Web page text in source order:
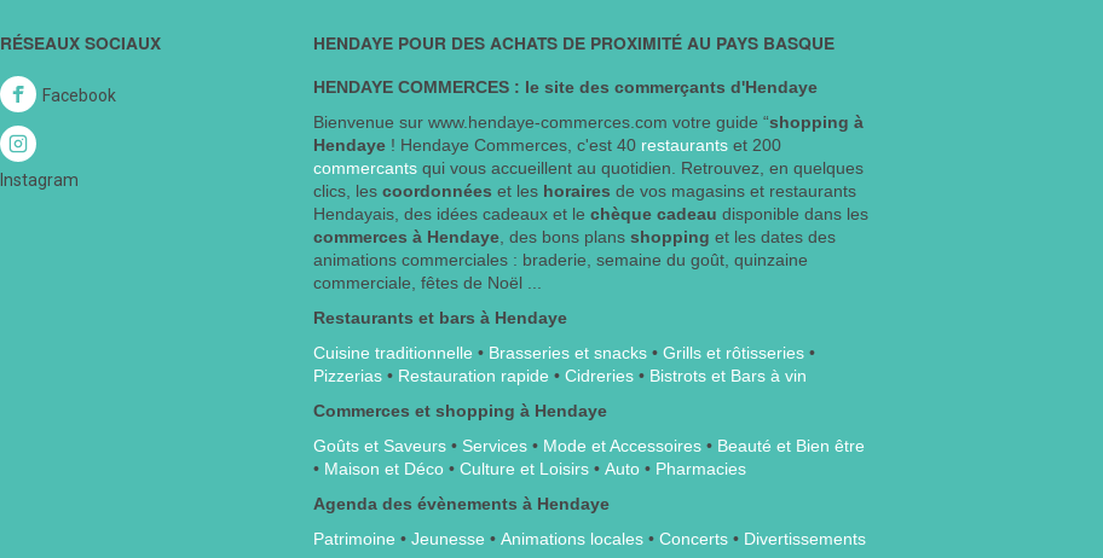
RÉSEAUX SOCIAUX
Facebook
Instagram
HENDAYE POUR DES ACHATS DE PROXIMITÉ AU PAYS BASQUE
HENDAYE COMMERCES : le site des commerçants d'Hendaye
Bienvenue sur www.hendaye-commerces.com votre guide “shopping à
Hendaye ! Hendaye Commerces, c'est 40 restaurants et 200
commercants qui vous accueillent au quotidien. Retrouvez, en quelques
clics, lescoordonnéeset les horairesde vos magasins et restaurants
Hendayais, des idées cadeaux et lechèque cadeaudisponible dans les
commerces à Hendaye , des bons plansshoppinget les dates des
animations commerciales : braderie, semaine du goût, quinzaine
commerciale, fêtes de Noël ...
Restaurants et bars à Hendaye
Cuisine traditionnelle • Brasseries et snacks •Grills et rôtisseries •
Pizzerias • Restauration rapide •Cidreries • Bistrots et Bars à vin
Commerces et shopping à Hendaye
Goûts et Saveurs • Services • Mode et Accessoires • Beauté et Bien être
• Maison et Déco •Culture et Loisirs •Auto • Pharmacies
Agenda des évènements à Hendaye
Patrimoine •Jeunesse •Animations locales •Concerts • Divertissements